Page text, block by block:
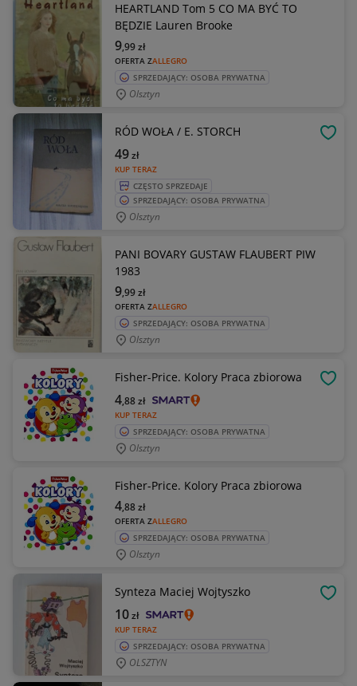
HEARTLAND Tom 5 CO MA BYĆ TO
BĘDZIE Lauren Brooke
OFERTA ZALLEGRO
9,99zł
SPRZEDAJĄCY: OSOBA PRYWATNA
Olsztyn
RÓD WOŁA / E. STORCH
KUP TERAZ
49zł
CZĘSTO SPRZEDAJE
SPRZEDAJĄCY: OSOBA PRYWATNA
Olsztyn
PANI BOVARY GUSTAW FLAUBERT PIW
1983
OFERTA ZALLEGRO
9,99zł
SPRZEDAJĄCY: OSOBA PRYWATNA
Olsztyn
Fisher-Price. Kolory Praca zbiorowa
KUP TERAZ
4,88zł
SPRZEDAJĄCY: OSOBA PRYWATNA
Olsztyn
Fisher-Price. Kolory Praca zbiorowa
OFERTA ZALLEGRO
4,88zł
SPRZEDAJĄCY: OSOBA PRYWATNA
Olsztyn
Synteza Maciej Wojtyszko
KUP TERAZ
10zł
SPRZEDAJĄCY: OSOBA PRYWATNA
OLSZTYN